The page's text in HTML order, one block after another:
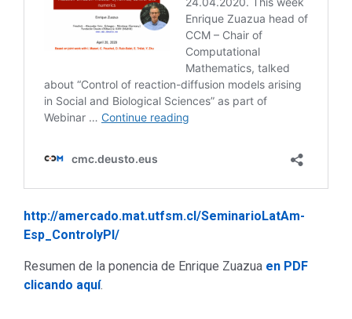
http://amercado.mat.utfsm.cl/SeminarioLatAm-
Esp_ControlyPI/
Resumen de la ponencia de Enrique Zuazua en PDF
clicando aquí.